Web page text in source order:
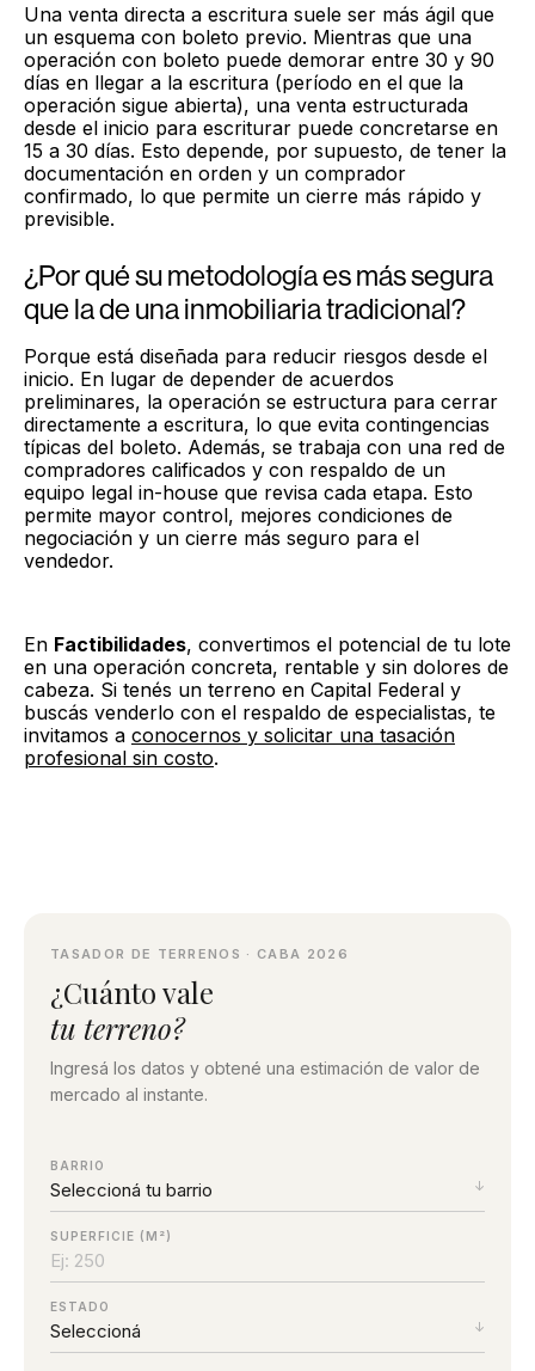
Una venta directa a escritura suele ser más ágil que
un esquema con boleto previo. Mientras que una
operación con boleto puede demorar entre 30 y 90
días en llegar a la escritura (período en el que la
operación sigue abierta), una venta estructurada
desde el inicio para escriturar puede concretarse en
15 a 30 días. Esto depende, por supuesto, de tener la
documentación en orden y un comprador
confirmado, lo que permite un cierre más rápido y
previsible.
¿Por qué su metodología es más segura
que la de una inmobiliaria tradicional?
Porque está diseñada para reducir riesgos desde el
inicio. En lugar de depender de acuerdos
preliminares, la operación se estructura para cerrar
directamente a escritura, lo que evita contingencias
típicas del boleto. Además, se trabaja con una red de
compradores calificados y con respaldo de un
equipo legal in-house que revisa cada etapa. Esto
permite mayor control, mejores condiciones de
negociación y un cierre más seguro para el
vendedor.
En Factibilidades, convertimos el potencial de tu lote
en una operación concreta, rentable y sin dolores de
cabeza. Si tenés un terreno en Capital Federal y
buscás venderlo con el respaldo de especialistas, te
invitamos a conocernos y solicitar una tasación
profesional sin costo.
TASADOR DE TERRENOS · CABA 2026
¿Cuánto vale
tu terreno?
Ingresá los datos y obtené una estimación de valor de
mercado al instante.
BARRIO
SUPERFICIE (M²)
ESTADO